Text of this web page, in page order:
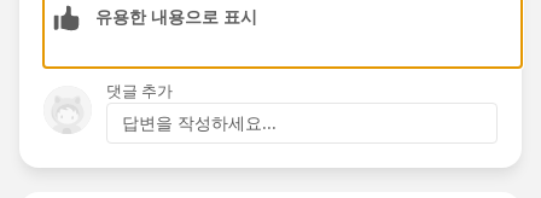
유용한 내용으로 표시
댓글 추가
답변을 작성하세요...